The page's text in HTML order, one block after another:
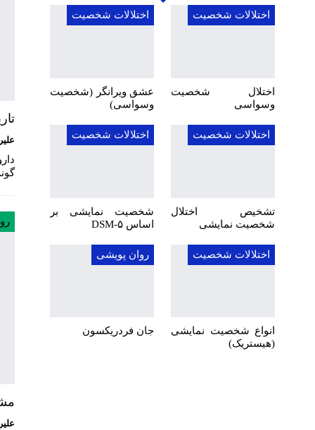
اختلالات شخصیت
اختلال شخصیت
وسواسی
اختلالات شخصیت
عشق ویرانگر (شخصیت
وسواسی)
اختلالات شخصیت
تشخیص اختلال
شخصیت نمایشی
اختلالات شخصیت
شخصیت نمایشی بر
اساس DSM-۵
اختلالات شخصیت
انواع شخصیت نمایشی
(هیستریک)
روان پویشی
جان فردریکسون